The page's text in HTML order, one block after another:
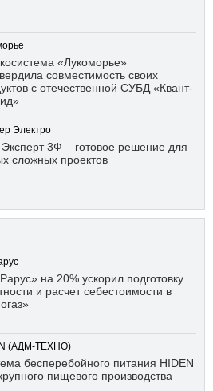
«Лукоморье»
совместимость своих
с отечественной СУБД «Квант-
Электро
3Ф – готовое решение для
сложных проектов
на 20% ускорил подготовку
и расчет себестоимости в
(АДМ-ТЕХНО)
бесперебойного питания HIDEN
пищевого производства